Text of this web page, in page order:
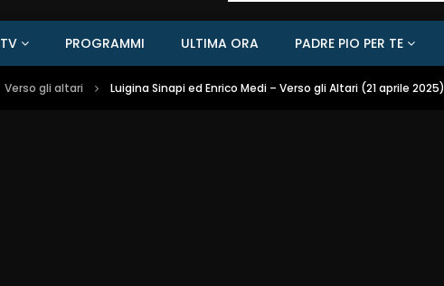
TV PROGRAMMI ULTIMA ORA PADRE PIO PER TE
Verso gli altari Luigina Sinapi ed Enrico Medi – Verso gli Altari (21 aprile 2025)